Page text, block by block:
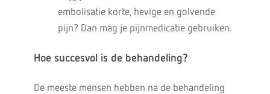
embolisatie korte, hevige en golvende
pijn? Dan mag je pijnmedicatie gebruiken.
Hoe succesvol is de behandeling?
De meeste mensen hebben na de behandeling